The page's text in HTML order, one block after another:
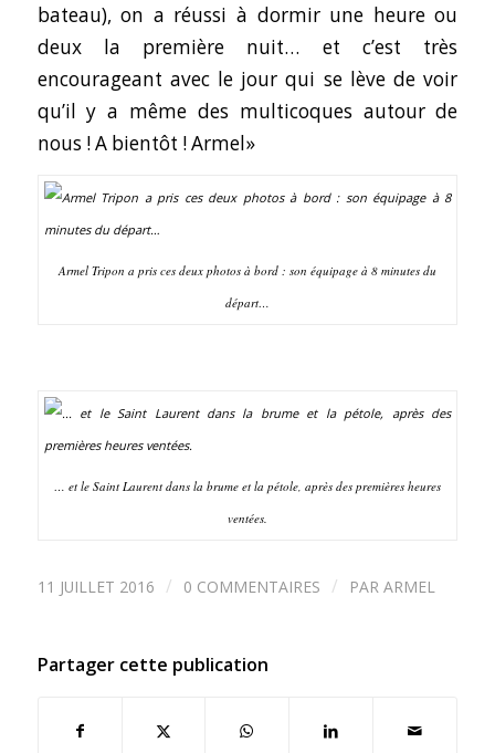
bateau), on a réussi à dormir une heure ou
deux la première nuit… et c’est très
encourageant avec le jour qui se lève de voir
qu’il y a même des multicoques autour de
nous ! A bientôt ! Armel»
Armel Tripon a pris ces deux photos à bord : son équipage à 8 minutes du
départ…
… et le Saint Laurent dans la brume et la pétole, après des premières heures
ventées.
11 JUILLET 2016 / 0 COMMENTAIRES / PAR ARMEL
Partager cette publication